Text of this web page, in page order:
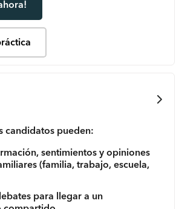
candidatos pueden:
sentimientos y opiniones
(familia, trabajo, escuela,
para llegar a un